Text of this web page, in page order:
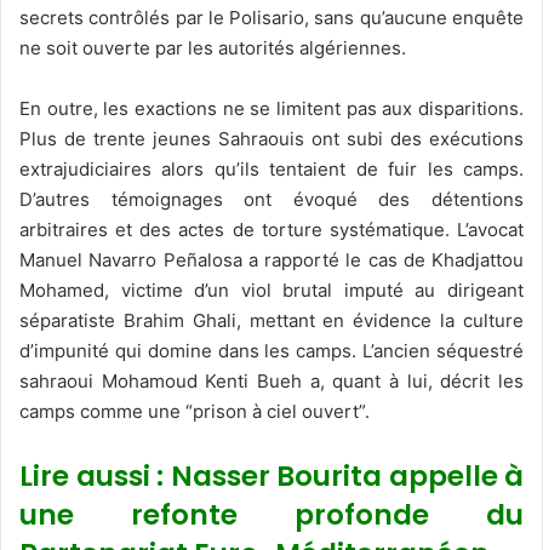
secrets contrôlés par le Polisario, sans qu’aucune enquête
ne soit ouverte par les autorités algériennes.
En outre, les exactions ne se limitent pas aux disparitions.
Plus de trente jeunes Sahraouis ont subi des exécutions
extrajudiciaires alors qu’ils tentaient de fuir les camps.
D’autres témoignages ont évoqué des détentions
arbitraires et des actes de torture systématique. L’avocat
Manuel Navarro Peñalosa a rapporté le cas de Khadjattou
Mohamed, victime d’un viol brutal imputé au dirigeant
séparatiste Brahim Ghali, mettant en évidence la culture
d’impunité qui domine dans les camps. L’ancien séquestré
sahraoui Mohamoud Kenti Bueh a, quant à lui, décrit les
camps comme une “prison à ciel ouvert”.
Lire aussi : Nasser Bourita appelle à
une refonte profonde du